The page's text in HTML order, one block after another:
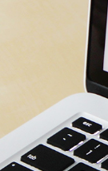
会社沿革
画像処理技術
用語集
技術トピックス